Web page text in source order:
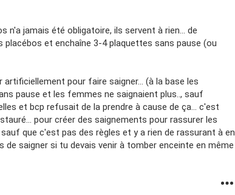
n'a jamais été obligatoire, ils servent à rien... de
et enchaîne 3-4 plaquettes sans pause (ou
pour faire saigner... (à la base les
pause et les femmes ne saignaient plus.., sauf
et bcp refusait de la prendre à cause de ça... c'est
pour créer des saignements pour rassurer les
que c'est pas des règles et y a rien de rassurant à en
de saigner si tu devais venir à tomber enceinte en même